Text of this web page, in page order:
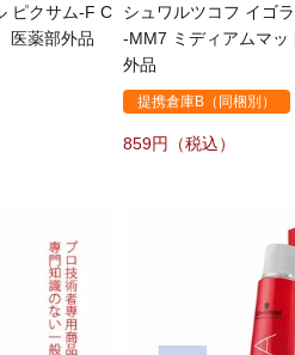
ピクサム-F C
医薬部外品
シュワルツコフ イゴ
-MM7 ミディアムマ
外品
提携倉庫B（同梱別）
859